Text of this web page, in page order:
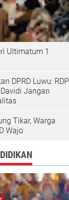
Ultimatum 1
DPRD Luwu: RDP
Jangan
Tikar, Warga
Wajo